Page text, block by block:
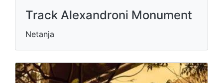
Track Alexandroni Monument
Netanja